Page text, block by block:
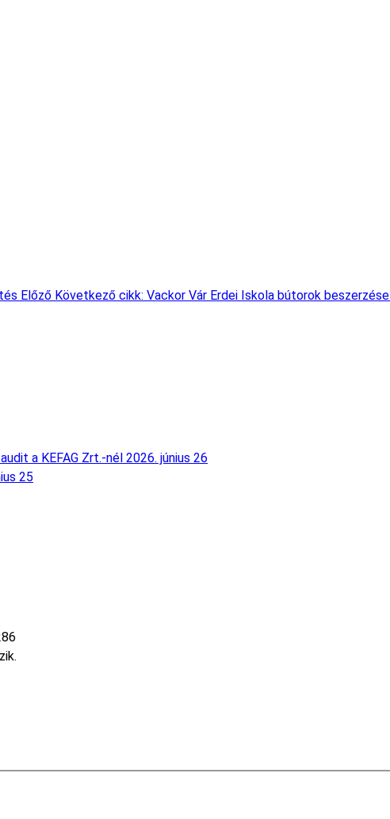
Előző Következő cikk: Vackor Vár Erdei Iskola bútorok beszerzése
a KEFAG Zrt.-nél 2026. június 26
25